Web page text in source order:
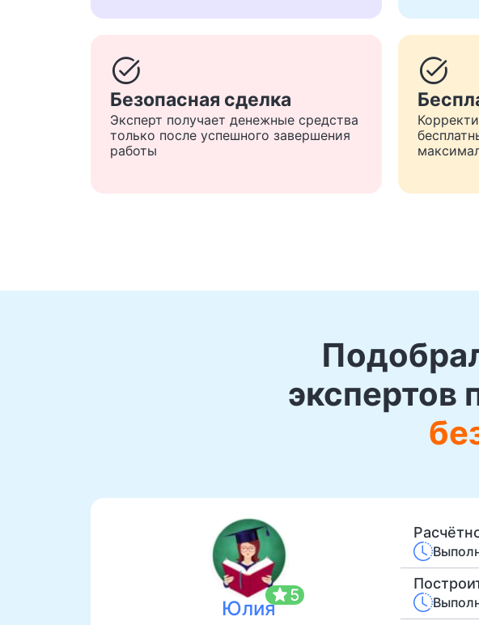
task_alt
Безопасная сделка
Эксперт получает денежные средства
только после успешного завершения
работы
task_alt
экспертов
star5
Юлия